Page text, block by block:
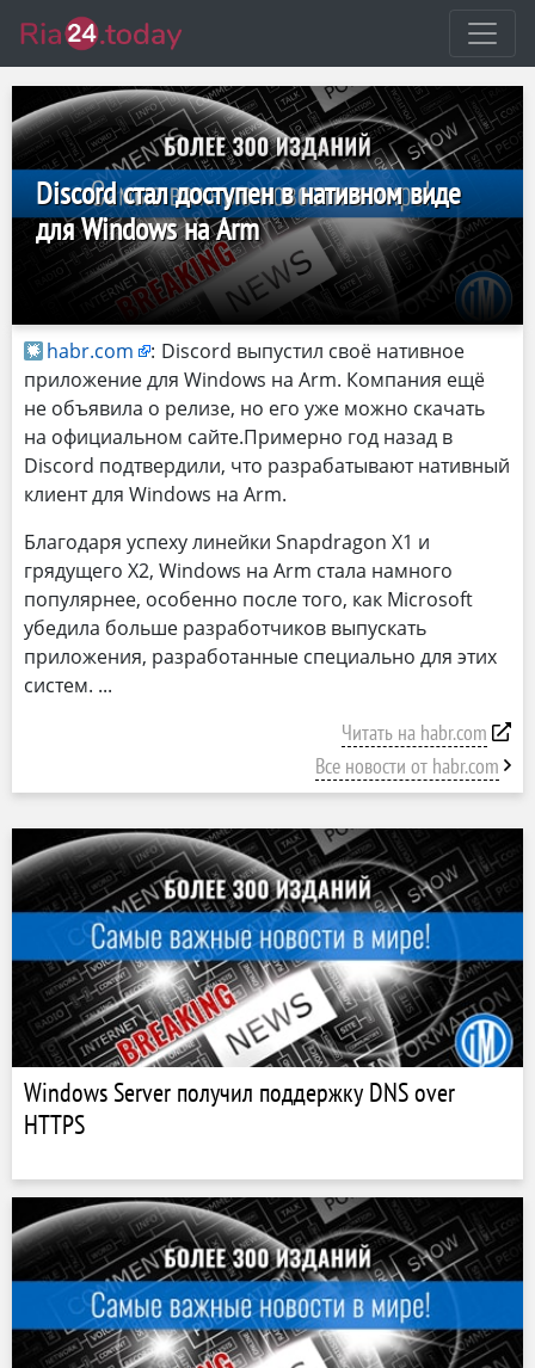
Discord стал доступен в нативном виде
для Windows на Arm
habr.com : Discord выпустил своё нативное
приложение для Windows на Arm. Компания ещё
не объявила о релизе, но его уже можно скачать
на официальном сайте.Примерно год назад в
Discord подтвердили, что разрабатывают нативный
клиент для Windows на Arm.
Благодаря успеху линейки Snapdragon X1 и
грядущего X2, Windows на Arm стала намного
популярнее, особенно после того, как Microsoft
убедила больше разработчиков выпускать
приложения, разработанные специально для этих
систем.
Читать на habr.com
Все новости от habr.com
Windows Server получил поддержку DNS over
HTTPS